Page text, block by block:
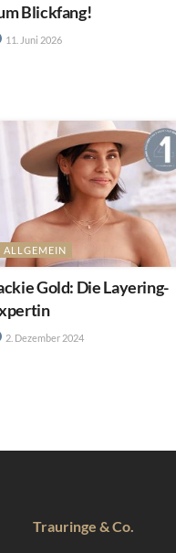
Blickfang!
11. Juni 2026
ALLGEMEIN
Gold: Die Layering-
2. Dezember 2024
Trauringe & Co.